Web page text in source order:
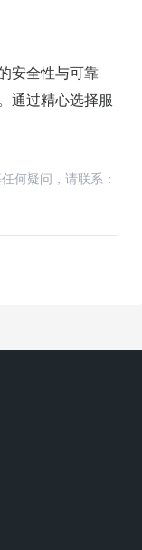
安全性与可靠
通过精心选择服
何疑问，请联系：